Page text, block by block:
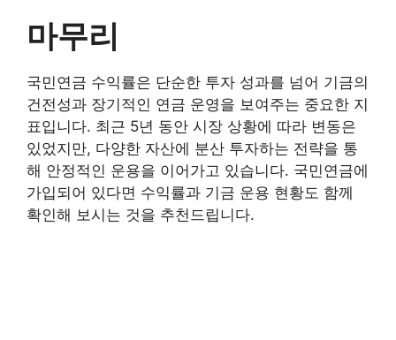
마무리
국민연금 수익률은 단순한 투자 성과를 넘어 기금의
건전성과 장기적인 연금 운영을 보여주는 중요한 지
표입니다. 최근 5년 동안 시장 상황에 따라 변동은
있었지만, 다양한 자산에 분산 투자하는 전략을 통
해 안정적인 운용을 이어가고 있습니다. 국민연금에
가입되어 있다면 수익률과 기금 운용 현황도 함께
확인해 보시는 것을 추천드립니다.